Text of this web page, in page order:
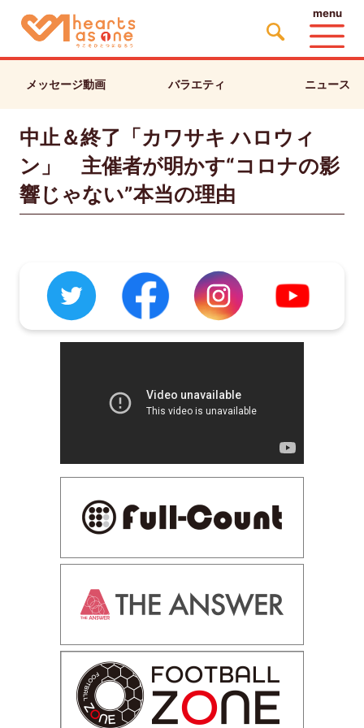
menu
メッセージ動画 バラエティ ニュース
中止＆終了「カワサキ ハロウィ
ン」 主催者が明かす“コロナの影
響じゃない”本当の理由